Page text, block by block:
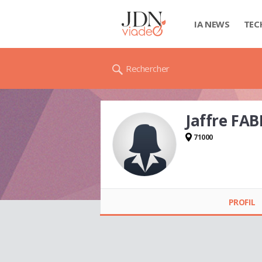
IA NEWS
Rechercher
Jaffre
71000
PROFIL